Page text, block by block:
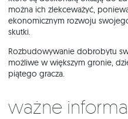
można ich zlekceważyć,
ekonomicznym rozwoju
skutki.
Rozbudowywanie dobrobytu
możliwe w większym gronie,
piątego gracza.
Ważne